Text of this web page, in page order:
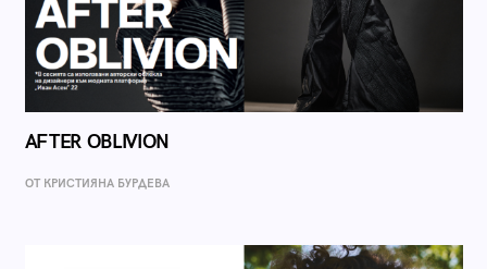
AFTER OBLIVION
ОТ КРИСТИЯНА БУРДЕВА